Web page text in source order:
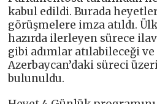
kabul edildi. Burada
görüşmelere imza atıldı.
hazırda ilerleyen sürece
gibi adımlar atılabileceği ve
Azerbaycan’daki süreci
bulunuldu.